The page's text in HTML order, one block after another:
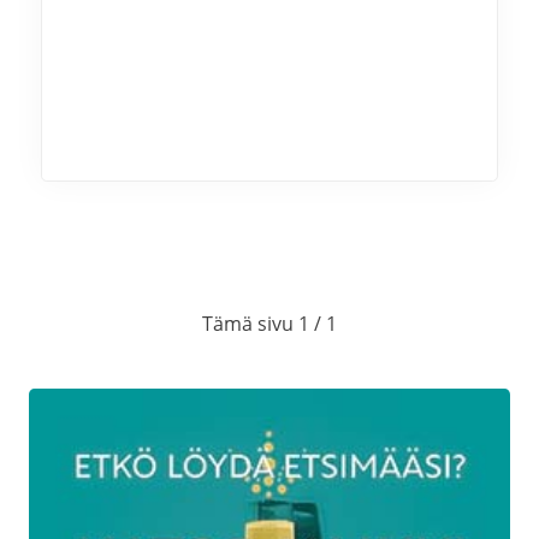
Lanttu- ja Bataattilaatikkoa
Karpalokeittoa ja kanelivaahtoa
Tämä sivu 1 / 1